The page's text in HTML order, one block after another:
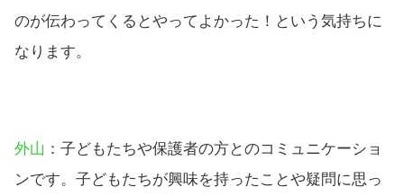
のが伝わってくるとやってよかった！という気持ちに
なります。
外山 ：子どもたちや保護者の方とのコミュニケーショ
ンです。子どもたちが興味を持ったことや疑問に思っ